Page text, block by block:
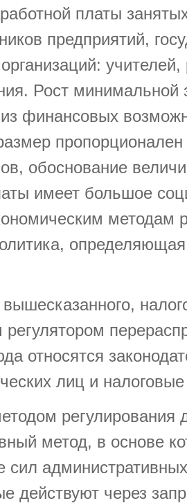
платы
предприятий,
учителей,
Рост минимальной
финансовых
обоснование
имеет большое
методам
относятся
лиц и
регулирования
метод, в основе
сил
действуют через